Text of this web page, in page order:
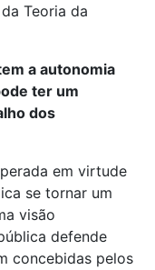
Teoria da
a autonomia
ter um
dos
em virtude
se tornar um
visão
defende
concebidas pelos